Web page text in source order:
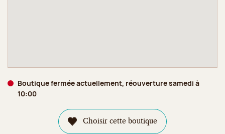
Boutique fermée actuellement, réouverture samedi à
10:00
Choisir cette boutique